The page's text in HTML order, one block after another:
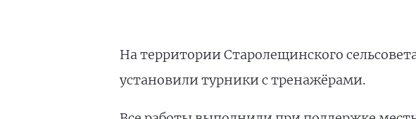
На территории Старолещинского
установили турники с тренажёрами.